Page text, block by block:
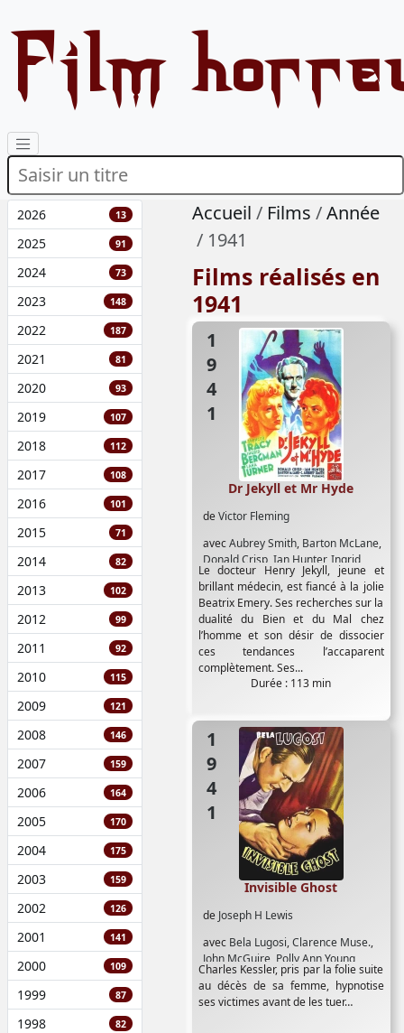
Film
2026 13
2025 91
2024 73
2023 148
2022 187
2021 81
2020 93
2019 107
2018 112
2017 108
2016 101
2015 71
2014 82
2013 102
2012 99
2011 92
2010 115
2009 121
2008 146
2007 159
2006 164
2005 170
2004 175
2003 159
2002 126
2001 141
2000 109
1999 87
1998 82
Accueil Films
Année
1941
Films réalisés en
1941
1941
deVictor Fleming
avecAubrey Smith, Barton McLane,
Donald Crisp, Ian Hunter, Ingrid
Bergman, Lana Turner,Spencer
Tracy
Dr Jekyll et Mr Hyde
Le docteur Henry Jekyll, jeune et
brillant médecin, est fiancé à la jolie
Beatrix Emery. Ses recherches sur la
dualité du Bien et du Mal chez
l’homme et son désir de dissocier
ces tendances l’accaparent
complètement. Ses...
Durée : 113 min
1941
de Joseph H Lewis
avec Bela Lugosi,Clarence Muse.,
John McGuire, Polly Ann Young
Invisible Ghost
Charles Kessler, pris par la folie suite
au décès de sa femme, hypnotise
ses victimes avant de les tuer…